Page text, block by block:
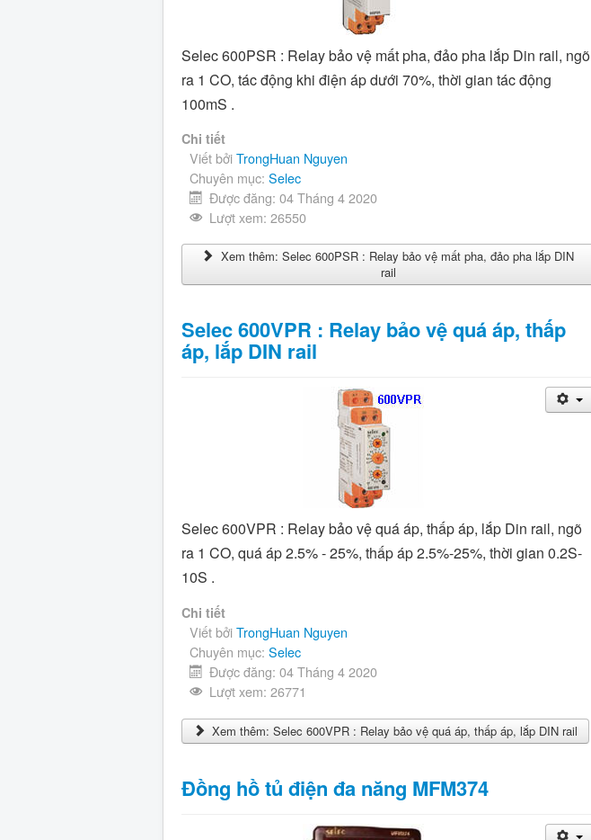
Selec 600PSR : Relay bảo vệ mất pha, đảo pha lắp Din rail, ngõ
ra 1 CO, tác động khi điện áp dưới 70%, thời gian tác động
100mS .
Chi tiết
Viết bởiTrongHuan Nguyen
Chuyên mục: Selec
Được đăng: 04 Tháng 4 2020
Lượt xem: 26550
Xem thêm: Selec 600PSR : Relay bảo vệ mất pha, đảo pha lắp DIN
rail
Selec 600VPR : Relay bảo vệ quá áp, thấp
áp, lắp DIN rail
Selec 600VPR : Relay bảo vệ quá áp, thấp áp, lắp Din rail, ngõ
ra 1 CO, quá áp 2.5% - 25%, thấp áp 2.5%-25%, thời gian 0.2S-
10S .
Chi tiết
Viết bởiTrongHuan Nguyen
Chuyên mục: Selec
Được đăng: 04 Tháng 4 2020
Lượt xem: 26771
Xem thêm: Selec 600VPR : Relay bảo vệ quá áp, thấp áp, lắp DIN rail
Đồng hồ tủ điện đa năng MFM374